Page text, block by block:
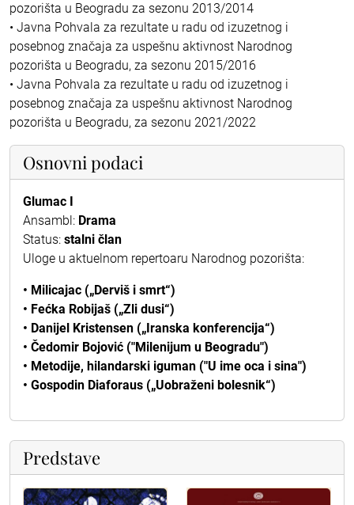
pozorišta u Beogradu za sezonu 2013/2014
• Javna Pohvala za rezultate u radu od izuzetnog i
posebnog značaja za uspešnu aktivnost Narodnog
pozorišta u Beogradu, za sezonu 2015/2016
• Javna Pohvala za rezultate u radu od izuzetnog i
posebnog značaja za uspešnu aktivnost Narodnog
pozorišta u Beogradu, za sezonu 2021/2022
Osnovni podaci
Glumac I
Ansambl: Drama
Status: stalni član
Uloge u aktuelnom repertoaru Narodnog pozorišta:
• Milicajac („Derviš i smrt“)
• Fećka Robijaš („Zli dusi“)
• Danijel Kristensen („Iranska konferencija“)
• Čedomir Bojović ("Milenijum u Beogradu")
• Metodije, hilandarski iguman ("U ime oca i sina")
• Gospodin Diaforaus („Uobraženi bolesnik“)
Predstave